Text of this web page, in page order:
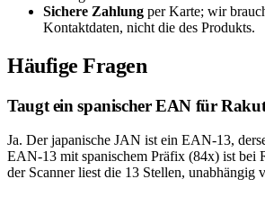
Sichere Zahlung per Karte; wir
Kontaktdaten, nicht die des Produkts.
Häufige Fragen
Taugt ein spanischer EAN für
Ja. Der japanische JAN ist ein EAN-13,
EAN-13 mit spanischem Präfix (84x) ist bei
der Scanner liest die 13 Stellen, unabhängig